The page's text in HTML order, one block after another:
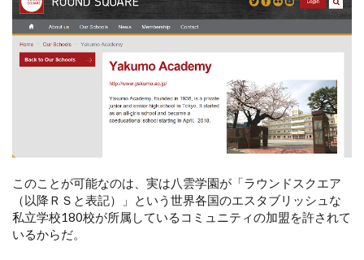
このことが可能なのは、実は八雲学園が「ラウンドスクエア
（以降ＲＳと表記）」という世界各国のエスタブリッシュな
私立学校180校が所属しているコミュニティの加盟を許されて
いるからだ。